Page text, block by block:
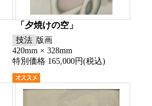
「夕焼けの空」
技法 版画
420mm × 328mm
特別価格 165,000円(税込)